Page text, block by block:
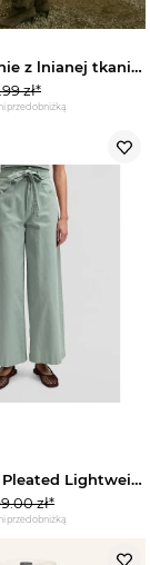
Proste spodnie z lnianej tkaniny pastelowy żółty - Kobieta - MANGO
zł*
przed obniżką
Lee Regular Pleated Lightweight Trousers Desert Sage Size 33x33
zł*
przed obniżką